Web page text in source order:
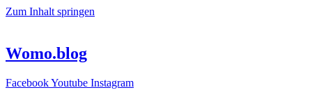
Zum Inhalt springen
Womo.blog
FacebookYoutube Instagram